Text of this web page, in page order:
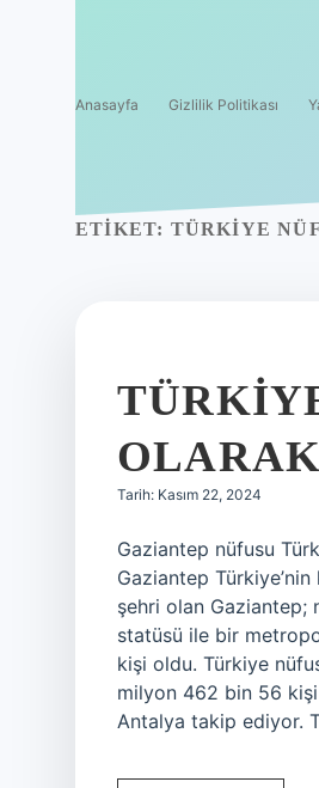
Anasayfa Gizlilik Politikası
ETIKET: TÜRKIYE
Tarih: Kasım 22, 2024
Gaziantep nüfusu
Gaziantep Türkiye’nin
şehri olan Gaziantep;
statüsü ile bir
kişi oldu. Türkiye
milyon 462 bin 56
Antalya takip ediyor.